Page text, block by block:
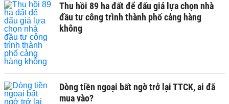
Thu hồi 89 ha đất để đấu giá lựa chọn nhà
đầu tư công trình thành phố cảng hàng
không
Dòng tiền ngoại bất ngờ trở lại TTCK, ai đã
mua vào?